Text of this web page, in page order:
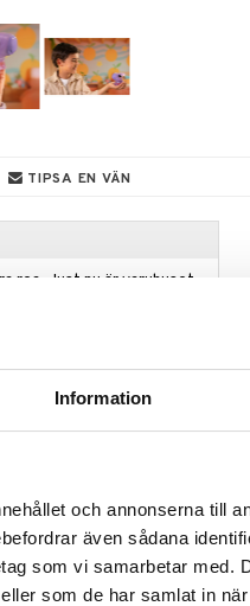
Information
och annonserna till
även sådana
som vi samarbetar med.
som de har samlat in
TIPSA EN VÄN
rea. Just nu är varuhuset
söt vattenleksak.
stretchiga och kramvänliga